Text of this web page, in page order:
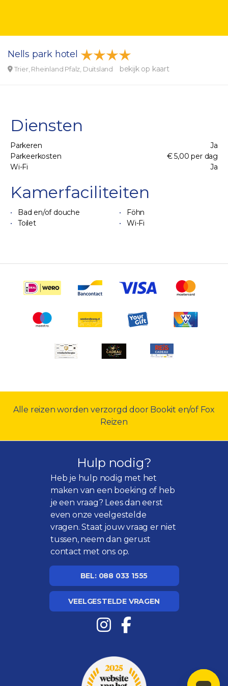
Nells park hotel
Trier, Rheinland Pfalz, Duitsland bekijk op kaart
Diensten
Parkeren
Ja
Parkeerkosten
€ 5,00 per dag
Wi-Fi
Ja
Kamerfaciliteiten
Bad en/of douche
Föhn
Toilet
Wi-Fi
Alle reizen worden verzorgd door Bookit en/of Fox
Reizen
Hulp nodig?
Heb je hulp nodig met het
maken van een boeking of heb
je een vraag? Lees dan eerst
even onzeveelgestelde
vragen. Staat jouw vraag er niet
tussen, neem dan gerust
contact met ons op.
BEL: 088 033 1555
VEELGESTELDE VRAGEN